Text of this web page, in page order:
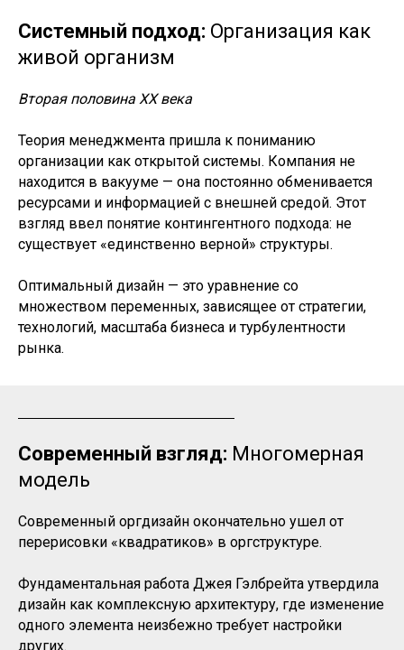
Системный подход: Организация как
живой организм
Вторая половина XX века
Теория менеджмента пришла к пониманию
организации как открытой системы. Компания не
находится в вакууме — она постоянно обменивается
ресурсами и информацией с внешней средой. Этот
взгляд ввел понятие контингентного подхода: не
существует «единственно верной» структуры.
Оптимальный дизайн — это уравнение со
множеством переменных, зависящее от стратегии,
технологий, масштаба бизнеса и турбулентности
рынка.
Современный взгляд: Многомерная
модель
Современный оргдизайн окончательно ушел от
перерисовки «квадратиков» в оргструктуре.
Фундаментальная работа Джея Гэлбрейта утвердила
дизайн как комплексную архитектуру, где изменение
одного элемента неизбежно требует настройки
других.